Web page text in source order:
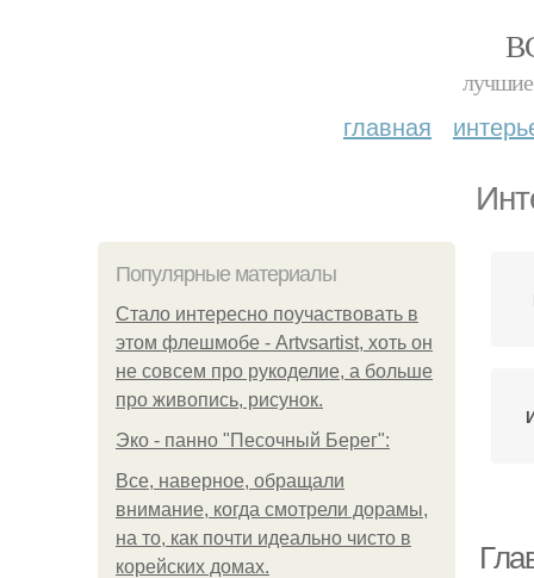
лучшие
главная
Популярные материалы
Стало интересно поучаствовать в
этом флешмобе - Artvsartist, хоть он
не совсем про рукоделие, а больше
про живопись, рисунок.
Эко - панно "Песочный Берег":
Все, наверное, обращали
внимание, когда смотрели дорамы,
на то, как почти идеально чисто в
корейских домах.